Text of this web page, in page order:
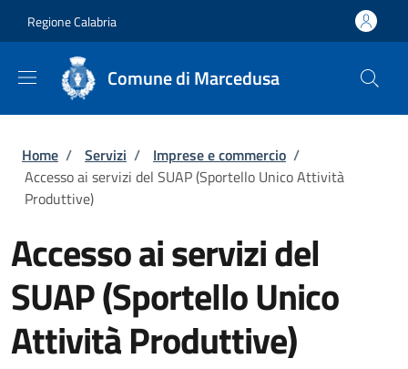
Regione Calabria
Comune di Marcedusa
Briciole di pane
Home / Servizi / Imprese e commercio /
Accesso ai servizi del SUAP (Sportello Unico Attività
Produttive)
Accesso ai servizi del
SUAP (Sportello Unico
Attività Produttive)